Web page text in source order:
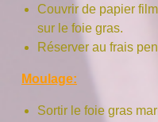
Couvrir de papier
sur le foie gras.
Réserver au frais
Moulage:
Sortir le foie gras